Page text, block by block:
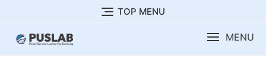
content
TOP MENU
MENU